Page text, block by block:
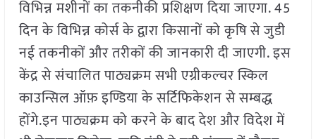
विभिन्न मशीनों का तकनीकी प्रशिक्षण दिया जाएगा. 45
दिन के विभिन्न कोर्स के द्वारा किसानों को कृषि से जुडी
नई तकनीकों और तरीकों की जानकारी दी जाएगी. इस
केंद्र से संचालित पाठ्यक्रम सभी एग्रीकल्चर स्किल
काउन्सिल ऑफ़ इण्डिया के सर्टिफिकेशन से सम्बद्ध
होंगे.इन पाठ्यक्रम को करने के बाद देश और विदेश में